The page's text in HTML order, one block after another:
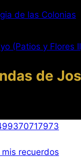
de las Colonias
(Patios y Flores
de
mis recuerdos